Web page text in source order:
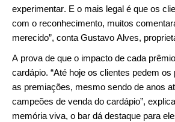
experimentar. E o mais legal é que os
com o reconhecimento, muitos
merecido”, conta Gustavo Alves,
A prova de que o impacto de cada
cardápio. “Até hoje os clientes pedem os
as premiações, mesmo sendo de anos
campeões de venda do cardápio”,
memória viva, o bar dá destaque para